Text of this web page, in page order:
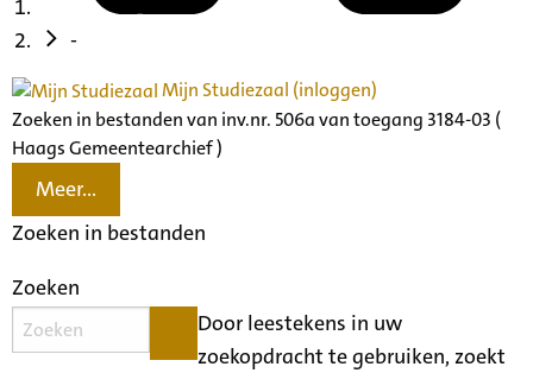
-
Mijn Studiezaal (inloggen)
Zoeken in bestanden van inv.nr. 506a van toegang 3184-03 (
Haags Gemeentearchief )
Meer...
Zoeken in bestanden
Zoeken
Door leestekens in uw
zoekopdracht te gebruiken, zoekt